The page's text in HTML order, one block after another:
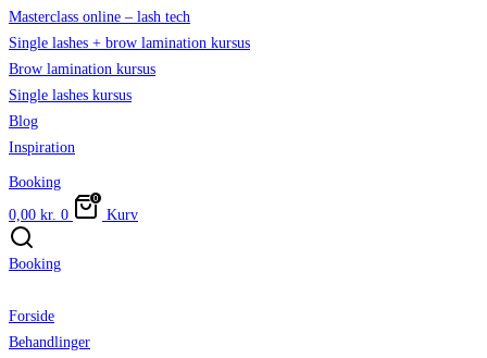
Masterclass online – lash tech
Single lashes + brow lamination kursus
Brow lamination kursus
Single lashes kursus
Blog
Inspiration
Booking
0,00 kr. 0 Kurv
Booking
Forside
Behandlinger